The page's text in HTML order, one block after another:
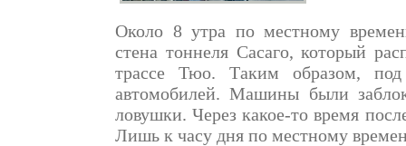
Около 8 утра по местному
стена тоннеля Сасаго, который
трассе Тюо. Таким образом, под
автомобилей. Машины были
ловушки. Через какое-то время
Лишь к часу дня по местному